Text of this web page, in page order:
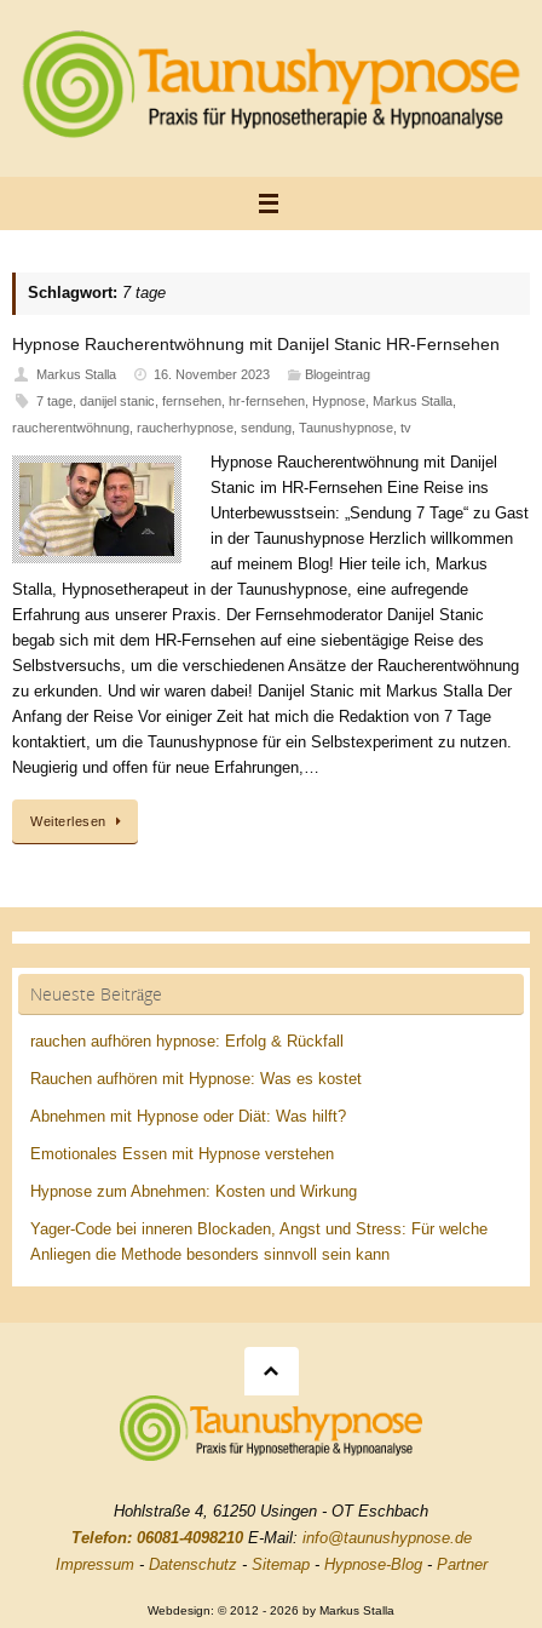
springen
Schlagwort: 7 tage
Hypnose Raucherentwöhnung mit Danijel Stanic HR-Fernsehen
Markus Stalla 16. November 2023
Blogeintrag
7 tage, danijel stanic fernsehen, hr-fernsehen, Hypnose, Markus Stalla,
raucherentwöhnung raucherhypnose sendung Taunushypnose tv
Hypnose Raucherentwöhnung mit Danijel
Stanic im HR-Fernsehen Eine Reise ins
Unterbewusstsein: „Sendung 7 Tage“ zu Gast
in der Taunushypnose Herzlich willkommen
auf meinem Blog! Hier teile ich, Markus
Stalla, Hypnosetherapeut in der Taunushypnose, eine aufregende
Erfahrung aus unserer Praxis. Der Fernsehmoderator Danijel Stanic
begab sich mit dem HR-Fernsehen auf eine siebentägige Reise des
Selbstversuchs, um die verschiedenen Ansätze der Raucherentwöhnung
zu erkunden. Und wir waren dabei! Danijel Stanic mit Markus Stalla Der
Anfang der Reise Vor einiger Zeit hat mich die Redaktion von 7 Tage
kontaktiert, um die Taunushypnose für ein Selbstexperiment zu nutzen.
Neugierig und offen für neue Erfahrungen,…
Weiterlesen
Neueste Beiträge
rauchen aufhören hypnose: Erfolg & Rückfall
Rauchen aufhören mit Hypnose: Was es kostet
Abnehmen mit Hypnose oder Diät: Was hilft?
Emotionales Essen mit Hypnose verstehen
Hypnose zum Abnehmen: Kosten und Wirkung
Yager-Code bei inneren Blockaden, Angst und Stress: Für welche
Anliegen die Methode besonders sinnvoll sein kann
Hohlstraße 4, 61250 Usingen - OT Eschbach
Telefon: 06081-4098210E-Mail: info@taunushypnose.de
Impressum- Datenschutz- Sitemap- Hypnose-Blog- Partner
Webdesign: © 2012 - 2026 by Markus Stalla